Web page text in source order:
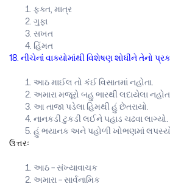
ફક્ત, માત્ર
ગુફા
સખત
હિંમત
18. નીચેનાં વાક્યોમાંથી વિશેષણ શોધીને તેનો
આઠ માઈલ તો કંઈ વિસાતમાં નહોતા.
અમારા મજૂરો બહુ ભારથી લદાયેલા
આ તાજા પડેલા હિમથી હું છેતરાયો.
નાનકડી ટુકડી લઈને પહાડ ચઢવા લાગ્યો.
હું ભયાનક અને પહોળી ખોભણમાં
ઉત્તરઃ
આઠ – સંખ્યાવાચક
અમારા – સાર્વનામિક